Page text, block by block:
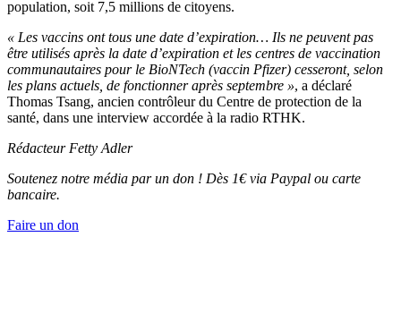
population, soit 7,5 millions de citoyens.
« Les vaccins ont tous une date d’expiration… Ils ne peuvent pas
être utilisés après la date d’expiration et les centres de vaccination
communautaires pour le BioNTech (vaccin Pfizer) cesseront, selon
les plans actuels, de fonctionner après septembre », a déclaré
Thomas Tsang, ancien contrôleur du Centre de protection de la
santé, dans une interview accordée à la radio RTHK.
RédacteurFetty Adler
Soutenez notre média par un don ! Dès 1€ via Paypal ou carte
bancaire.
Faire un don